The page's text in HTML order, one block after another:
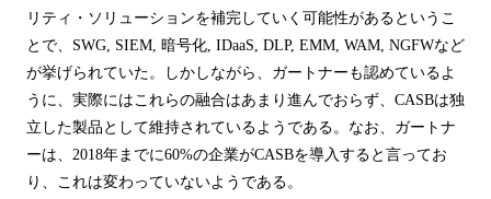
リティ・ソリューションを補完していく可能性があるというこ
とで、 SWG, SIEM, 暗号化 , IDaaS, DLP, EMM, WAM, NGFWなど
が挙げられていた。しかしながら、ガートナーも認めているよ
うに、実際にはこれらの融合はあまり進んでおらず、 CASBは独
立した製品として維持されているようである。なお、ガートナ
ーは、 2018年までに60%の企業がCASBを導入すると言ってお
り、これは変わっていないようである。